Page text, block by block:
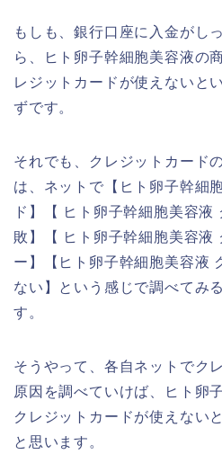
もしも、銀行口座に入金がし
ら、ヒト卵子幹細胞美容液の
レジットカードが使えないと
ずです。
それでも、クレジットカード
は、ネットで【ヒト卵子幹細
ド】【 ヒト卵子幹細胞美容
敗】【 ヒト卵子幹細胞美容
ー】【ヒト卵子幹細胞美容液
ない】という感じで調べてみ
す。
そうやって、各自ネットでク
原因を調べていけば、ヒト卵
クレジットカードが使えない
と思います。